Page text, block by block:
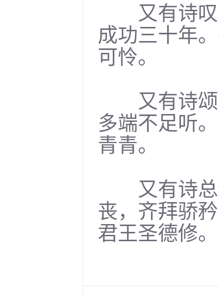
又有诗叹
成功三十年
可怜。
又有诗颂
多端不足听
青青。
又有诗总
丧，齐拜骄
君王圣德修。